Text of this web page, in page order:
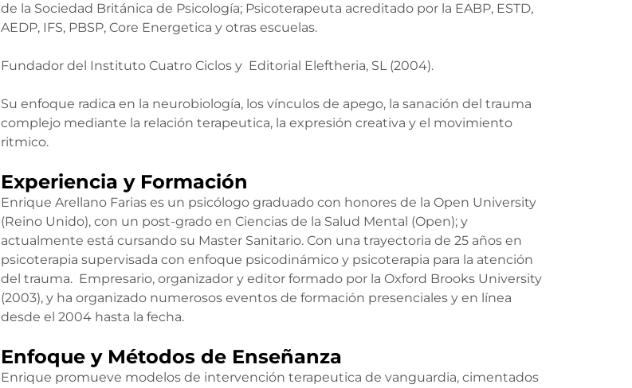
de la Sociedad Británica de Psicología; Psicoterapeuta acreditado por la EABP, ESTD,
AEDP, IFS, PBSP, Core Energetica y otras escuelas.
Fundador del Instituto Cuatro Ciclos y Editorial Eleftheria, SL (2004).
Su enfoque radica en la neurobiología, los vínculos de apego, la sanación del trauma
complejo mediante la relación terapeutica, la expresión creativa y el movimiento
ritmico.
Experiencia y Formación
Enrique Arellano Farias es un psicólogo graduado con honores de la Open University
(Reino Unido), con un post-grado en Ciencias de la Salud Mental (Open); y
actualmente está cursando su Master Sanitario. Con una trayectoria de 25 años en
psicoterapia supervisada con enfoque psicodinámico y psicoterapia para la atención
del trauma. Empresario, organizador y editor formado por la Oxford Brooks University
(2003), y ha organizado numerosos eventos de formación presenciales y en línea
desde el 2004 hasta la fecha.
Enfoque y Métodos de Enseñanza
Enrique promueve modelos de intervención terapeutica de vanguardia, cimentados